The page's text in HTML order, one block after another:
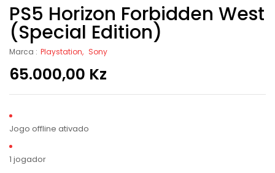
PS5 Horizon Forbidden West
(Special Edition)
Marca : Playstation Sony
65.000,00 Kz
Jogo offline ativado
1 jogador